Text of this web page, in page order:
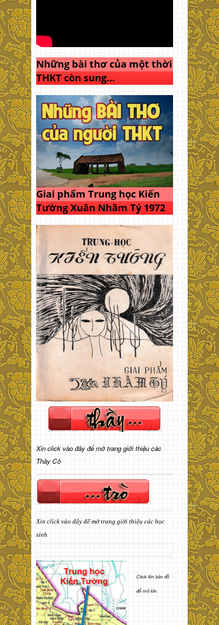
Những bài thơ của một thời
THKT còn sung…
Giai phẩm Trung học Kiến
Tường Xuân Nhâm Tý 1972
Xin click vào đây để mở trang giới thiệu các
Thầy Cô
Xin click vào đây để mở trang giới thiệu các học
sinh
Click lên bản đồ
để mở lớn.